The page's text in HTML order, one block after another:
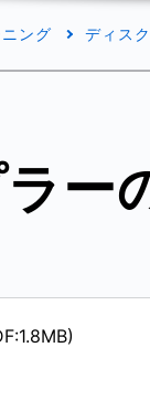
ング ディス
ー